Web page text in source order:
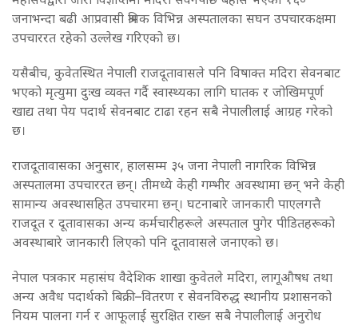
जनाभन्दा बढी आप्रवासी श्रमिक विभिन्न अस्पतालका सघन उपचारकक्षमा
उपचाररत रहेको उल्लेख गरिएको छ।
यसैबीच, कुवेतस्थित नेपाली राजदूतावासले पनि विषाक्त मदिरा सेवनबाट
भएको मृत्युमा दुःख व्यक्त गर्दै स्वास्थ्यका लागि घातक र जोखिमपूर्ण
खाद्य तथा पेय पदार्थ सेवनबाट टाढा रहन सबै नेपालीलाई आग्रह गरेको
छ।
राजदूतावासका अनुसार, हालसम्म ३५ जना नेपाली नागरिक विभिन्न
अस्पतालमा उपचाररत छन्। तीमध्ये केही गम्भीर अवस्थामा छन् भने केही
सामान्य अवस्थासहित उपचारमा छन्। घटनाबारे जानकारी पाएलगत्तै
राजदूत र दूतावासका अन्य कर्मचारीहरूले अस्पताल पुगेर पीडितहरूको
अवस्थाबारे जानकारी लिएको पनि दूतावासले जनाएको छ।
नेपाल पत्रकार महासंघ वैदेशिक शाखा कुवेतले मदिरा, लागूऔषध तथा
अन्य अवैध पदार्थको बिक्री–वितरण र सेवनविरुद्ध स्थानीय प्रशासनको
नियम पालना गर्न र आफूलाई सुरक्षित राख्न सबै नेपालीलाई अनुरोध